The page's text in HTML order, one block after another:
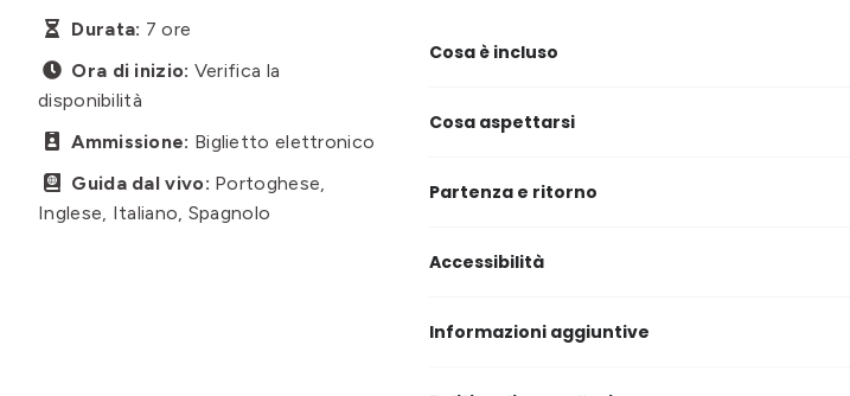
 Durata: 7 ore
 Ora di inizio: Verifica la
disponibilità
 Ammissione: Biglietto elettronico
 Guida dal vivo: Portoghese,
Inglese, Italiano, Spagnolo
Cosa è incluso
Cosa aspettarsi
Partenza e ritorno
Accessibilità
Informazioni aggiuntive